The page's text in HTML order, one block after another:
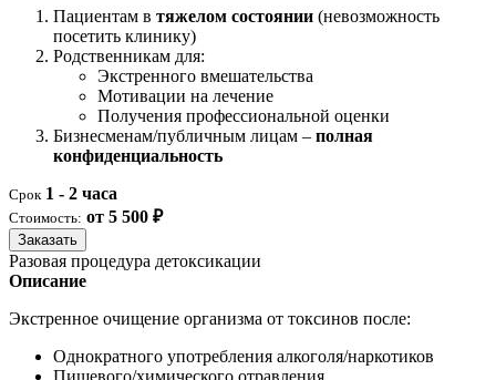
Пациентам в тяжелом состоянии (невозможность
посетить клинику)
Родственникам для:
Экстренного вмешательства
Мотивации на лечение
Получения профессиональной оценки
Бизнесменам/публичным лицам – полная
конфиденциальность
Срок 1 - 2 часа
Стоимость: от 5 500 ₽
Заказать
Разовая процедура детоксикации
Описание
Экстренное очищение организма от токсинов после:
Однократного употребления алкоголя/наркотиков
Пищевого/химического отравления